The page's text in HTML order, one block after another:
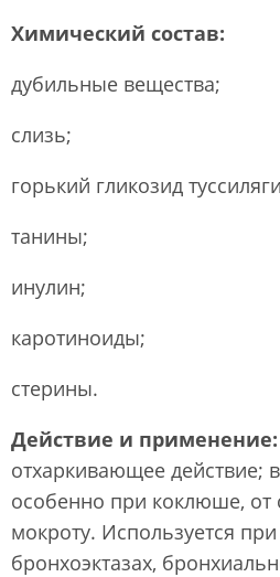
Химический состав:
дубильные вещества;
слизь;
горький гликозид
танины;
инулин;
каротиноиды;
стерины.
Действие и применение:
отхаркивающее действие;
особенно при коклюше, от
мокроту. Используется
бронхоэктазах,